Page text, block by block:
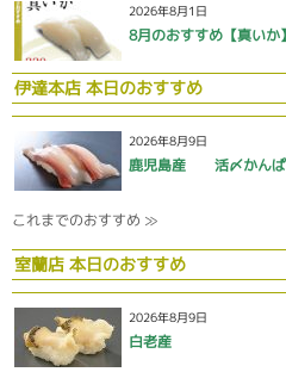
2026年8月1日
8月のおすすめ【真いか】
伊達本店 本日のおすすめ
2026年8月9日
鹿児島産 活〆かん
これまでのおすすめ ≫
室蘭店 本日のおすすめ
2026年8月9日
白老産 ・活